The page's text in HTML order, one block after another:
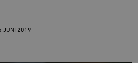
JUNI 2019